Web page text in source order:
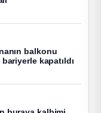
balkonu
kapatıldı